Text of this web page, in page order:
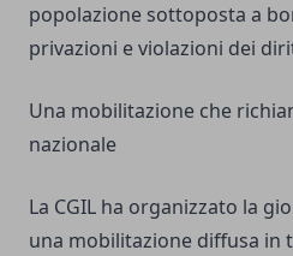
popolazione sottoposta a
privazioni e violazioni dei
Una mobilitazione che
nazionale
La CGIL ha organizzato la
una mobilitazione diffusa in